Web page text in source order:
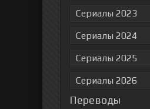
Сериалы 2023
Сериалы 2024
Сериалы 2025
Сериалы 2026
Переводы